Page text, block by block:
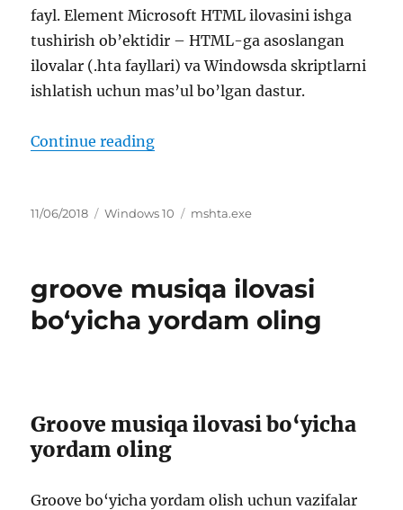
fayl. Element Microsoft HTML ilovasini ishga
tushirish ob’ektidir – HTML-ga asoslangan
ilovalar (.hta fayllari) va Windowsda skriptlarni
ishlatish uchun mas’ul bo’lgan dastur.
Continue reading“mshta.exe Microsoft (R) HTML
Posted
11/06/2018 Categories
Windows 10 Tags
mshta.exe
groove musiqa ilovasi
bo‘yicha yordam oling
Groove musiqa ilovasi bo‘yicha
yordam oling
Groove bo‘yicha yordam olish uchun vazifalar